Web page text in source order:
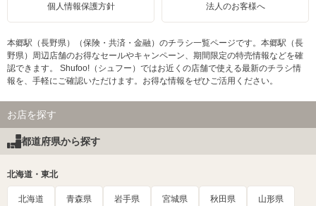
個人情報保護方針 法人のお客様へ
本郷駅（長野県）（保険・共済・金融）のチラシ一覧ページです。本郷駅（長
野県）周辺店舗のお得なセールやキャンペーン、期間限定の特売情報などを確
認できます。 Shufoo!（シュフー）ではお近くの店舗で使える最新のチラシ情
報を、手軽にご確認いただけます。お得な情報をぜひご活用ください。
お店を探す
都道府県から探す
北海道・東北
北海道 青森県 岩手県 宮城県 秋田県 山形県